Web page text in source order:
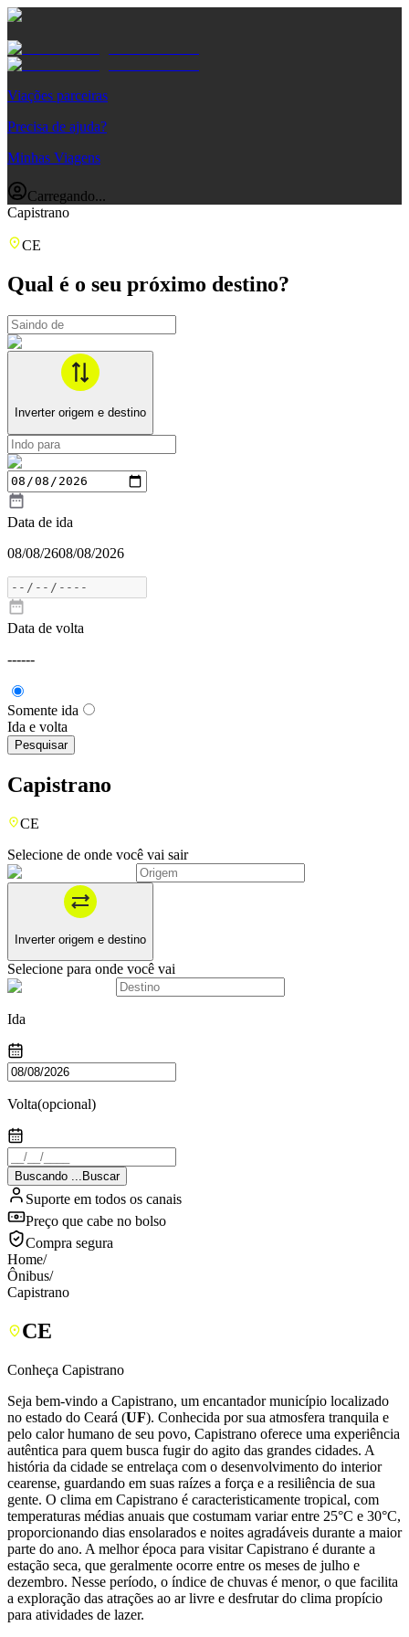
Viações parceiras
Precisa de ajuda?
Minhas Viagens
Carregando...
Capistrano
CE
Qual é o seu próximo destino?
Inverter origem e destino
Data de ida
08/08/2608/08/2026
Data de volta
------
Somente ida
Ida e volta
Pesquisar
Capistrano
CE
Selecione de onde você vai sair
Inverter origem e destino
Selecione para onde você vai
Ida
Volta(opcional)
Buscando ... Buscar
Suporte em todos os canais
Preço que cabe no bolso
Compra segura
Home/
Ônibus/
Capistrano
CE
Conheça Capistrano
Seja bem-vindo a Capistrano, um encantador município localizado
no estado do Ceará (UF). Conhecida por sua atmosfera tranquila e
pelo calor humano de seu povo, Capistrano oferece uma experiência
autêntica para quem busca fugir do agito das grandes cidades. A
história da cidade se entrelaça com o desenvolvimento do interior
cearense, guardando em suas raízes a força e a resiliência de sua
gente. O clima em Capistrano é caracteristicamente tropical, com
temperaturas médias anuais que costumam variar entre 25°C e 30°C,
proporcionando dias ensolarados e noites agradáveis durante a maior
parte do ano. A melhor época para visitar Capistrano é durante a
estação seca, que geralmente ocorre entre os meses de julho e
dezembro. Nesse período, o índice de chuvas é menor, o que facilita
a exploração das atrações ao ar livre e desfrutar do clima propício
para atividades de lazer.